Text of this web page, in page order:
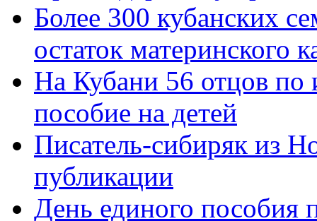
Более 300 кубанских
остаток материнского
На Кубани 56 отцов по
пособие на детей
Писатель-сибиряк из
публикации
День единого пособия